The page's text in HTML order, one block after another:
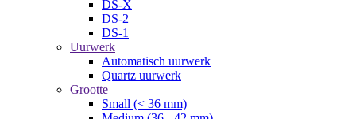
DS-X
DS-2
DS-1
Uurwerk
Automatisch uurwerk
Quartz uurwerk
Grootte
Small (< 36 mm)